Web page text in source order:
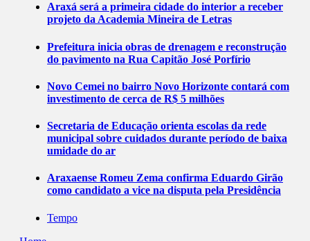
Araxá será a primeira cidade do interior a receber
projeto da Academia Mineira de Letras
Prefeitura inicia obras de drenagem e reconstrução
do pavimento na Rua Capitão José Porfírio
Novo Cemei no bairro Novo Horizonte contará com
investimento de cerca de R$ 5 milhões
Secretaria de Educação orienta escolas da rede
municipal sobre cuidados durante período de baixa
umidade do ar
Araxaense Romeu Zema confirma Eduardo Girão
como candidato a vice na disputa pela Presidência
Tempo